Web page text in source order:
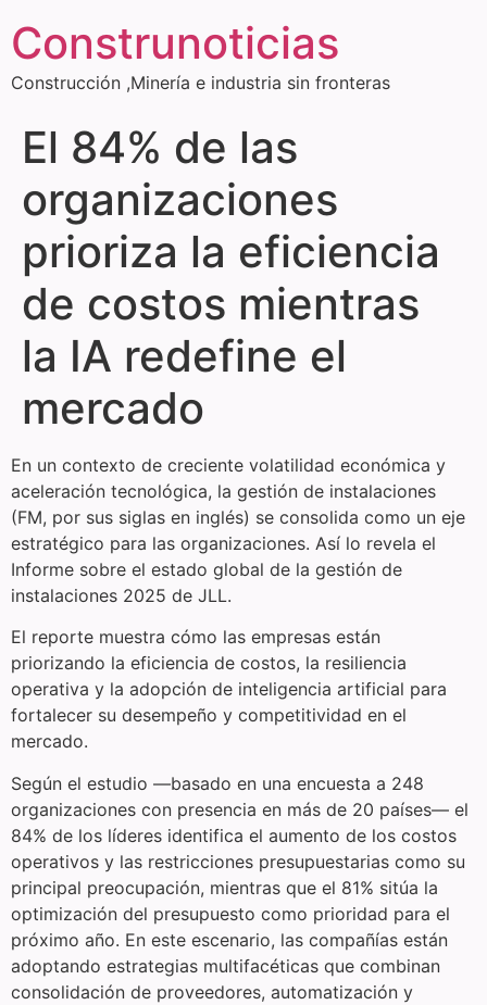
Construnoticias
Construcción ,Minería e industria sin fronteras
El 84% de las
organizaciones
prioriza la eficiencia
de costos mientras
la IA redefine el
mercado
En un contexto de creciente volatilidad económica y
aceleración tecnológica, la gestión de instalaciones
(FM, por sus siglas en inglés) se consolida como un eje
estratégico para las organizaciones. Así lo revela el
Informe sobre el estado global de la gestión de
instalaciones 2025 de JLL.
El reporte muestra cómo las empresas están
priorizando la eficiencia de costos, la resiliencia
operativa y la adopción de inteligencia artificial para
fortalecer su desempeño y competitividad en el
mercado.
Según el estudio —basado en una encuesta a 248
organizaciones con presencia en más de 20 países— el
84% de los líderes identifica el aumento de los costos
operativos y las restricciones presupuestarias como su
principal preocupación, mientras que el 81% sitúa la
optimización del presupuesto como prioridad para el
próximo año. En este escenario, las compañías están
adoptando estrategias multifacéticas que combinan
consolidación de proveedores, automatización y